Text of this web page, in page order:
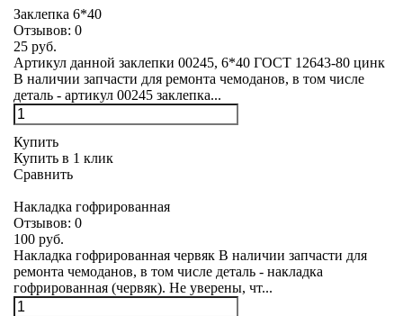
Заклепка 6*40
Отзывов: 0
25 руб.
Артикул данной заклепки 00245, 6*40 ГОСТ 12643-80 цинк
В наличии запчасти для ремонта чемоданов, в том числе
деталь - артикул 00245 заклепка...
Купить
Купить в 1 клик
Сравнить
Накладка гофрированная
Отзывов: 0
100 руб.
Накладка гофрированная червяк В наличии запчасти для
ремонта чемоданов, в том числе деталь - накладка
гофрированная (червяк). Не уверены, чт...